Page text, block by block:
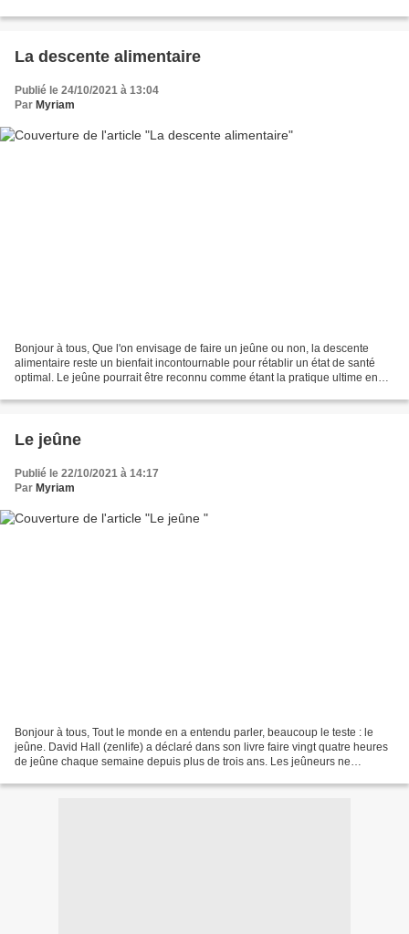
La descente alimentaire
Publié le 24/10/2021 à 13:04
Par Myriam
Bonjour à tous, Que l'on envisage de faire un jeûne ou non, la descente
alimentaire reste un bienfait incontournable pour rétablir un état de santé
optimal. Le jeûne pourrait être reconnu comme étant la pratique ultime en
Le jeûne
Publié le 22/10/2021 à 14:17
Par Myriam
Bonjour à tous, Tout le monde en a entendu parler, beaucoup le teste : le
jeûne. David Hall (zenlife) a déclaré dans son livre faire vingt quatre heures
de jeûne chaque semaine depuis plus de trois ans. Les jeûneurs ne